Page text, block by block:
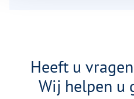
Heeft u
Wij helpen u